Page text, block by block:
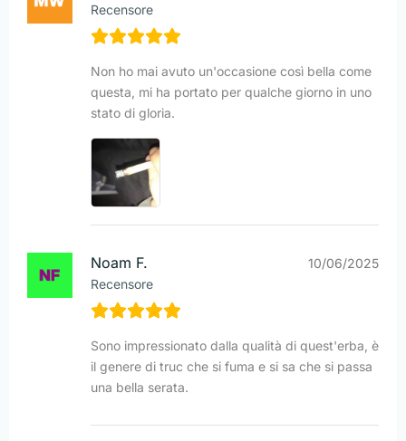
Recensore
Non ho mai avuto un'occasione così bella come
questa, mi ha portato per qualche giorno in uno
stato di gloria.
Noam F.
Recensore
10/06/2025
Sono impressionato dalla qualità di quest'erba, è
il genere di truc che si fuma e si sa che si passa
una bella serata.